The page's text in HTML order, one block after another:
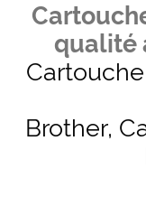
qualité
Brother,